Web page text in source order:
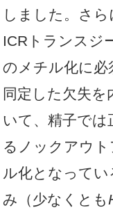
しました。さ
ICRトランスジ
のメチル化に
同定した欠失を
いて、精子で
るノックアウ
ル化となって
み（少なくとも